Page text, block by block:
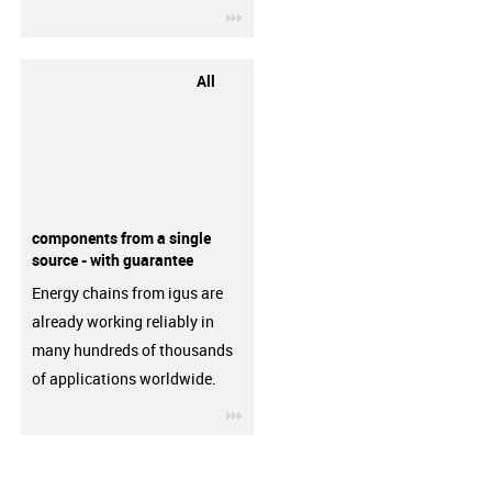
All
components from a single
source - with guarantee
Energy chains from igus are
already working reliably in
many hundreds of thousands
of applications worldwide.